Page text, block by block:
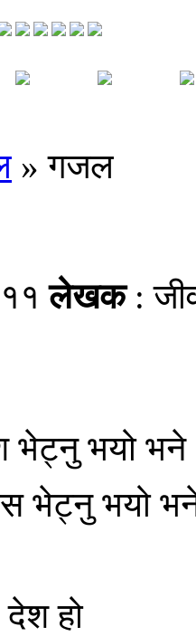
»गजल
लेखक:
भेट्नु भयो भने
भेट्नु भयो
हो